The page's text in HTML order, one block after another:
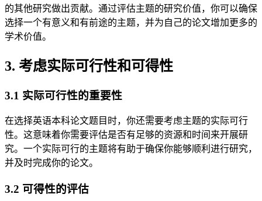
的其他研究做出贡献。通过评估主题的研究价值，你可以确保
选择一个有意义和有前途的主题，并为自己的论文增加更多的
学术价值。
3. 考虑实际可行性和可得性
3.1 实际可行性的重要性
在选择英语本科论文题目时，你还需要考虑主题的实际可行
性。这意味着你需要评估是否有足够的资源和时间来开展研
究。一个实际可行的主题将有助于确保你能够顺利进行研究，
并及时完成你的论文。
3.2 可得性的评估